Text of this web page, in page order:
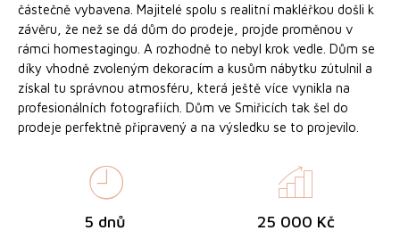
částečně vybavena. Majitelé spolu s realitní makléřkou došli k
závěru, že než se dá dům do prodeje, projde proměnou v
rámci homestagingu. A rozhodně to nebyl krok vedle. Dům se
díky vhodně zvoleným dekoracím a kusům nábytku zútulnil a
získal tu správnou atmosféru, která ještě více vynikla na
profesionálních fotografiích. Dům ve Smiřicích tak šel do
prodeje perfektně připravený a na výsledku se to projevilo.
5 dnů 25 000 Kč